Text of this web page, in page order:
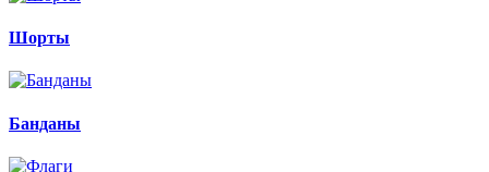
Шорты
Банданы